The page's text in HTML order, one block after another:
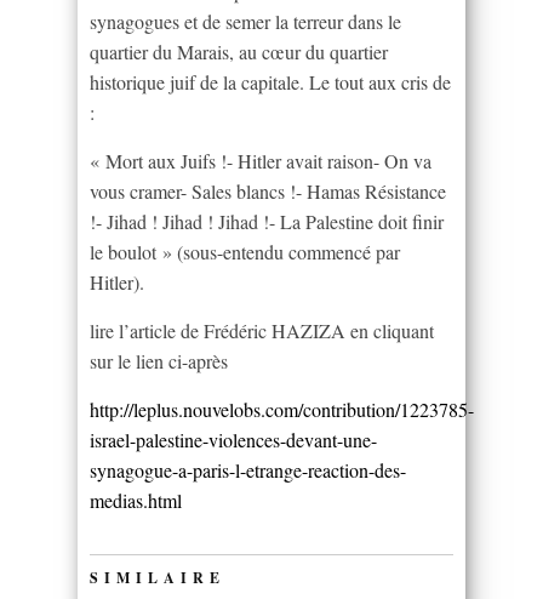
synagogues et de semer la terreur dans le
quartier du Marais, au cœur du quartier
historique juif de la capitale. Le tout aux cris de
:
« Mort aux Juifs !- Hitler avait raison- On va
vous cramer- Sales blancs !- Hamas Résistance
!- Jihad ! Jihad ! Jihad !- La Palestine doit finir
le boulot » (sous-entendu commencé par
Hitler).
lire l’article de Frédéric HAZIZA en cliquant
sur le lien ci-après
http://leplus.nouvelobs.com/contribution/1223785-
israel-palestine-violences-devant-une-
synagogue-a-paris-l-etrange-reaction-des-
medias.html
SIMILAIRE